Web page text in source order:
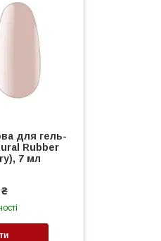
для гель-
Rubber
7 мл